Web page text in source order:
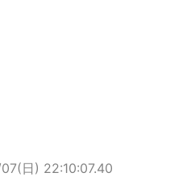
日) 22:10:07.40